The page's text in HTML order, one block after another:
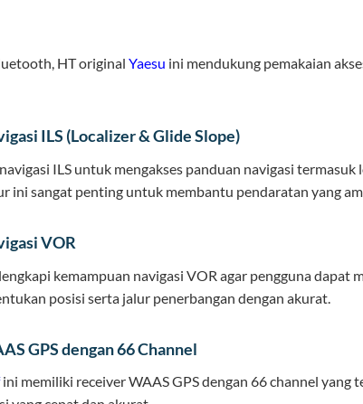
HT original Yaesu ini mendukung pemakaian
ILS (Localizer & Glide Slope)
ILS untuk mengakses panduan navigasi termasuk
ini sangat penting untuk membantu pendaratan yang
VOR
kemampuan navigasi VOR agar pengguna dapat
posisi serta jalur penerbangan dengan akurat.
GPS dengan 66 Channel
ini memiliki receiver WAAS GPS dengan 66 channel yang